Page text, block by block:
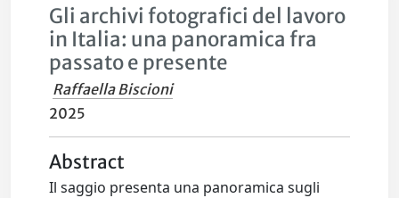
Gli archivi fotografici del lavoro
in Italia: una panoramica fra
passato e presente
Raffaella Biscioni
2025
Abstract
Il saggio presenta una panoramica sugli